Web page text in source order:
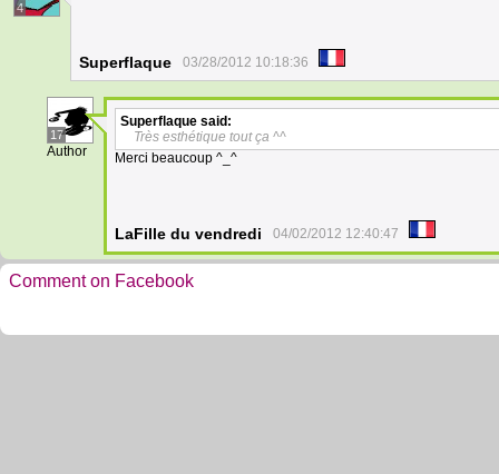
4
Superflaque 03/28/2012 10:18:36
17
Author
Superflaque said:
Très esthétique tout ça ^^
Merci beaucoup ^_^
LaFille du vendredi 04/02/2012 12:40:47
Comment on Facebook